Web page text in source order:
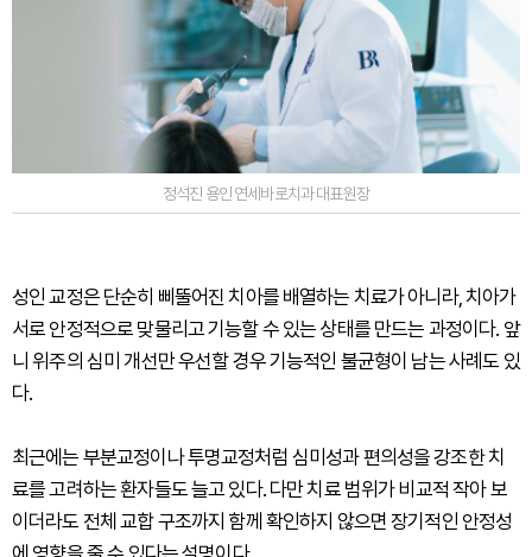
정석진 용인 연세바로치과 대표원장
성인 교정은 단순히 삐뚤어진 치아를 배열하는 치료가 아니라, 치아가
서로 안정적으로 맞물리고 기능할 수 있는 상태를 만드는 과정이다. 앞
니 위주의 심미 개선만 우선할 경우 기능적인 불균형이 남는 사례도 있
다.
최근에는 부분교정이나 투명교정처럼 심미성과 편의성을 강조한 치
료를 고려하는 환자들도 늘고 있다. 다만 치료 범위가 비교적 작아 보
이더라도 전체 교합 구조까지 함께 확인하지 않으면 장기적인 안정성